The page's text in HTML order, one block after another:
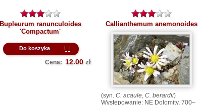
Bupleurum ranunculoides
'Compactum'
Do koszyka
Cena: 12.00 zł
Callianthemum anemonoides
(syn. C. acaule, C. berardii)
Występowanie: NE Dolomity, 700–